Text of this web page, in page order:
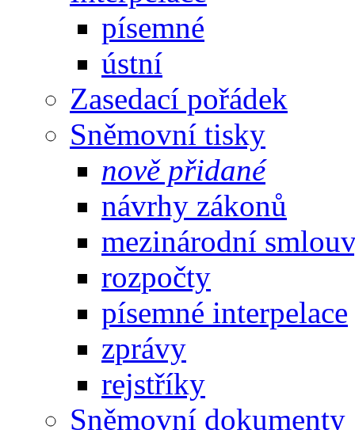
písemné
ústní
Zasedací pořádek
Sněmovní tisky
nově přidané
návrhy zákonů
mezinárodní
rozpočty
písemné interpelace
zprávy
rejstříky
Sněmovní dokumenty